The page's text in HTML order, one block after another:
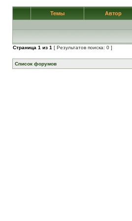
Темы Автор
Страница 1 из 1 [ Результатов поиска: 0 ]
Список форумов